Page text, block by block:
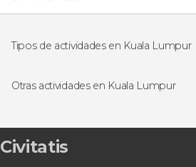
Tipos de actividades en Kuala Lumpur
Visitas guiadas y free tours
Otras actividades en Kuala Lumpur
Tour en bicicleta por Kuala
Tour nocturno en autobús
Civitatis